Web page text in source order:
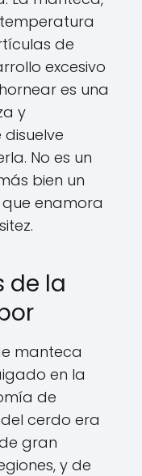
de
excesivo
es una
y
No es un
bien un
enamora
de la
manteca
en la
de
cerdo era
gran
y de